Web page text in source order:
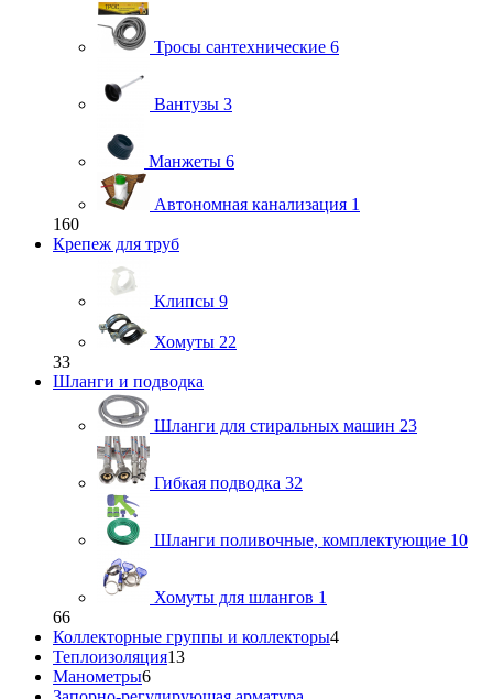
Тросы сантехнические 6
Вантузы 3
Манжеты 6
Автономная канализация 1
160
Крепеж для труб
Клипсы 9
Хомуты 22
33
Шланги и подводка
Шланги для стиральных машин 23
Гибкая подводка 32
Шланги поливочные, комплектующие 10
Хомуты для шлангов 1
66
Коллекторные группы и коллекторы4
Теплоизоляция13
Манометры6